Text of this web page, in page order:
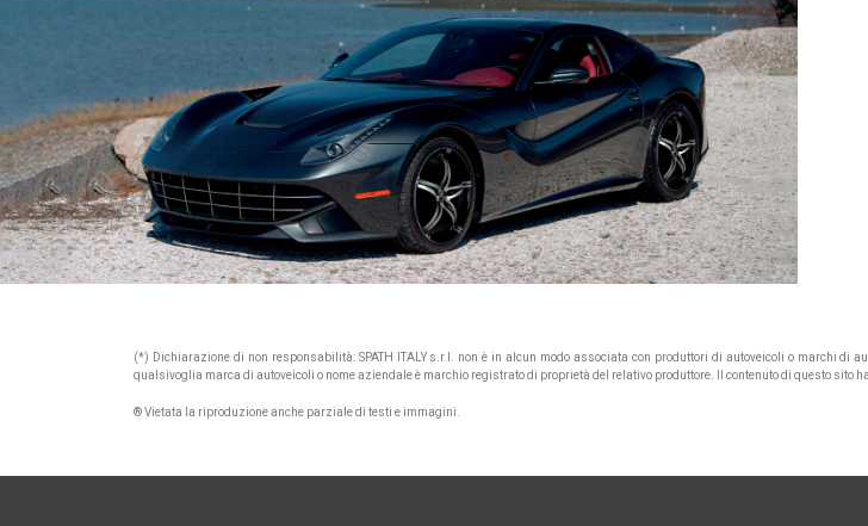
(*) Dichiarazione di non responsabilità: SPATH ITALY s.r.l. non è in alcun modo associata con produttori di autoveicoli o marchi
qualsivoglia marca di autoveicoli o nome aziendale è marchio registrato di proprietà del relativo produttore. Il contenuto di questo sito
® Vietata la riproduzione anche parziale di testi e immagini.